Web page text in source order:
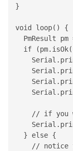
}
void loop() {
PmResult pm
if
Serial
Serial
Serial
Serial
// if you
Serial
} else {
// notice